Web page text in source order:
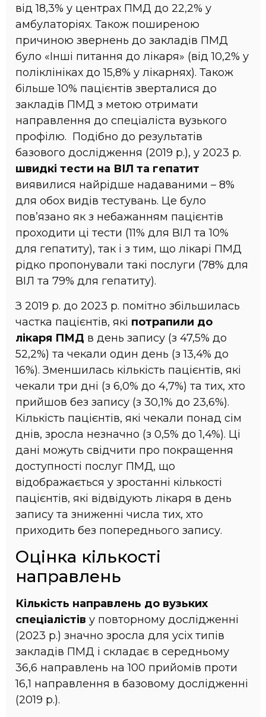
від 18,3% у центрах ПМД до 22,2% у
амбулаторіях. Також поширеною
причиною звернень до закладів ПМД
було «Інші питання до лікаря» (від 10,2% у
поліклініках до 15,8% у лікарнях). Також
більше 10% пацієнтів зверталися до
закладів ПМД з метою отримати
направлення до спеціаліста вузького
профілю. Подібно до результатів
базового дослідження (2019 р.), у 2023 р.
швидкі тести на ВІЛ та гепатит
виявилися найрідше надаваними – 8%
для обох видів тестувань. Це було
пов’язано як з небажанням пацієнтів
проходити ці тести (11% для ВІЛ та 10%
для гепатиту), так і з тим, що лікарі ПМД
рідко пропонували такі послуги (78% для
ВІЛ та 79% для гепатиту).
З 2019 р. до 2023 р. помітно збільшилась
частка пацієнтів, які потрапили до
лікаря ПМД в день запису (з 47,5% до
52,2%) та чекали один день (з 13,4% до
16%). Зменшилась кількість пацієнтів, які
чекали три дні (з 6,0% до 4,7%) та тих, хто
прийшов без запису (з 30,1% до 23,6%).
Кількість пацієнтів, які чекали понад сім
днів, зросла незначно (з 0,5% до 1,4%). Ці
дані можуть свідчити про покращення
доступності послуг ПМД, що
відображається у зростанні кількості
пацієнтів, які відвідують лікаря в день
запису та зниженні числа тих, хто
приходить без попереднього запису.
Оцінка кількості
направлень
Кількість направлень до вузьких
спеціалістів у повторному дослідженні
(2023 р.) значно зросла для усіх типів
закладів ПМД і складає в середньому
36,6 направлень на 100 прийомів проти
16,1 направлення в базовому дослідженні
(2019 р.).